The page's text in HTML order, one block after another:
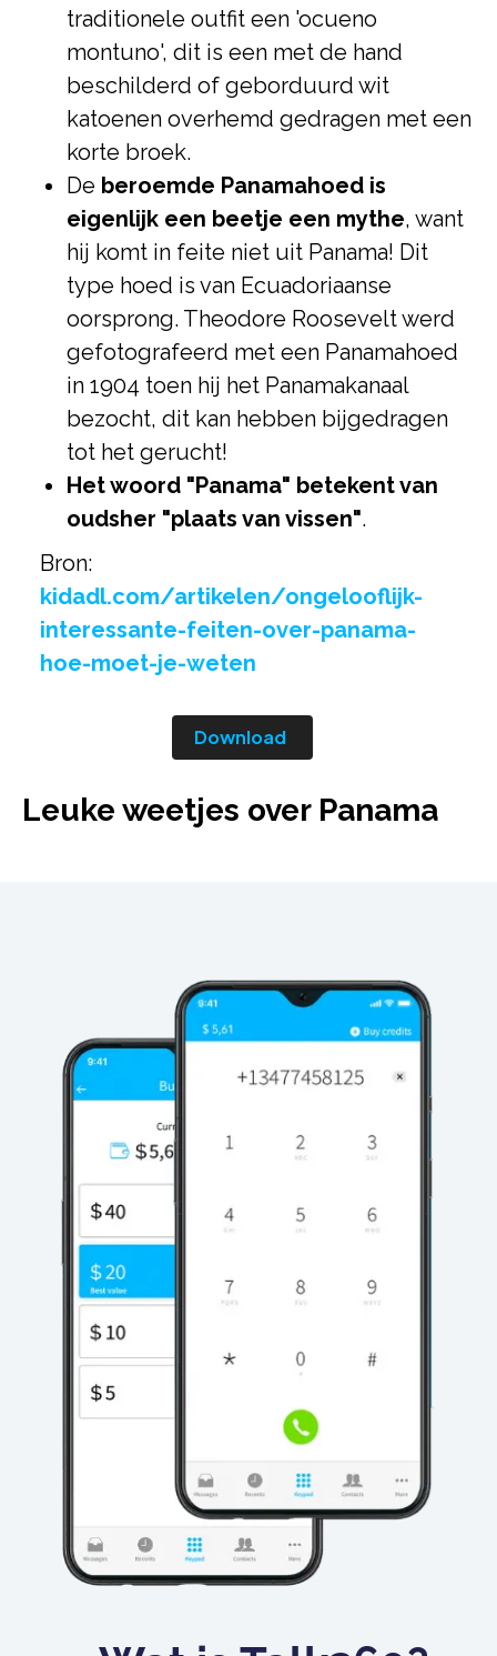
traditionele outfit een 'ocueno
montuno', dit is een met de hand
beschilderd of geborduurd wit
katoenen overhemd gedragen met een
korte broek.
De beroemde Panamahoed is
eigenlijk een beetje een mythe, want
hij komt in feite niet uit Panama! Dit
type hoed is van Ecuadoriaanse
oorsprong. Theodore Roosevelt werd
gefotografeerd met een Panamahoed
in 1904 toen hij het Panamakanaal
bezocht, dit kan hebben bijgedragen
tot het gerucht!
Het woord "Panama" betekent van
oudsher "plaats van vissen".
Bron:
kidadl.com/artikelen/ongelooflijk-
interessante-feiten-over-panama-
hoe-moet-je-weten
Download
Leuke weetjes over Panama